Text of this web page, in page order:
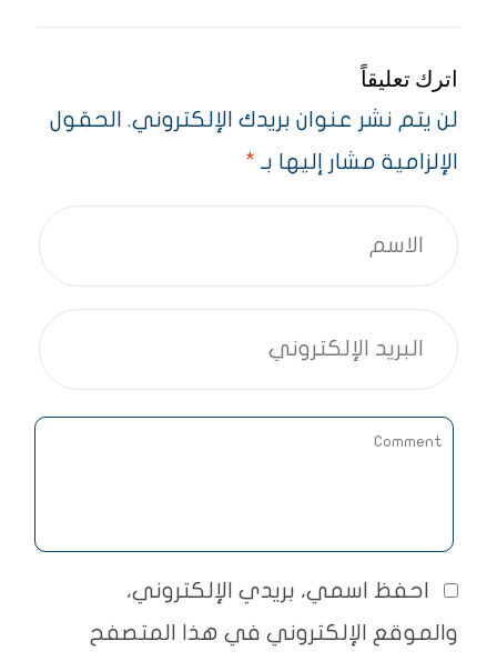
اترك تعليقاً
لن يتم نشر عنوان بريدك الإلكتروني. الحقول
الإلزامية مشار إليها بـ *
احفظ اسمي، بريدي الإلكتروني،
والموقع الإلكتروني في هذا المتصفح